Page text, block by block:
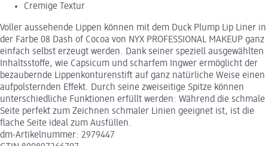
Cremige Textur
Voller aussehende Lippen können mit dem Duck Plump Lip Liner in
der Farbe 08 Dash of Cocoa von NYX PROFESSIONAL MAKEUP ganz
einfach selbst erzeugt werden. Dank seiner speziell ausgewählten
Inhaltsstoffe, wie Capsicum und scharfem Ingwer ermöglicht der
bezaubernde Lippenkonturenstift auf ganz natürliche Weise einen
aufpolsternden Effekt. Durch seine zweiseitige Spitze können
unterschiedliche Funktionen erfüllt werden: Während die schmale
Seite perfekt zum Zeichnen schmaler Linien geeignet ist, ist die
flache Seite ideal zum Ausfüllen.
dm-Artikelnummer: 2979447